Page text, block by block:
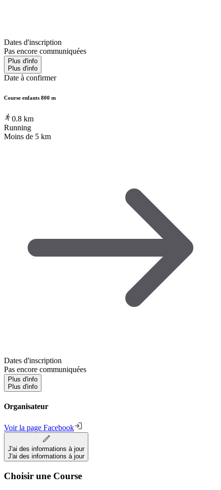
Dates d'inscription
Pas encore communiquées
Plus d'info
Plus d'info
Date à confirmer
Course enfants 800 m
0.8 km
Running
Moins de 5 km
Dates d'inscription
Pas encore communiquées
Plus d'info
Plus d'info
Organisateur
Voir la page Facebook
J'ai des informations à jour
J'ai des informations à jour
Choisir une Course